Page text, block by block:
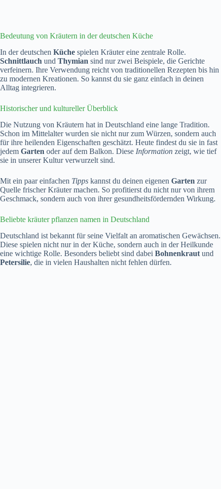
Bedeutung von Kräutern in der deutschen Küche
In der deutschen Küche spielen Kräuter eine zentrale Rolle.
Schnittlauch und Thymian sind nur zwei Beispiele, die Gerichte
verfeinern. Ihre Verwendung reicht von traditionellen Rezepten bis hin
zu modernen Kreationen. So kannst du sie ganz einfach in deinen
Alltag integrieren.
Historischer und kultureller Überblick
Die Nutzung von Kräutern hat in Deutschland eine lange Tradition.
Schon im Mittelalter wurden sie nicht nur zum Würzen, sondern auch
für ihre heilenden Eigenschaften geschätzt. Heute findest du sie in fast
jedem Garten oder auf dem Balkon. Diese Information zeigt, wie tief
sie in unserer Kultur verwurzelt sind.
Mit ein paar einfachen Tipps kannst du deinen eigenen Garten zur
Quelle frischer Kräuter machen. So profitierst du nicht nur von ihrem
Geschmack, sondern auch von ihrer gesundheitsfördernden Wirkung.
Beliebte kräuter pflanzen namen in Deutschland
Deutschland ist bekannt für seine Vielfalt an aromatischen Gewächsen.
Diese spielen nicht nur in der Küche, sondern auch in der Heilkunde
eine wichtige Rolle. Besonders beliebt sind dabei Bohnenkraut und
Petersilie, die in vielen Haushalten nicht fehlen dürfen.